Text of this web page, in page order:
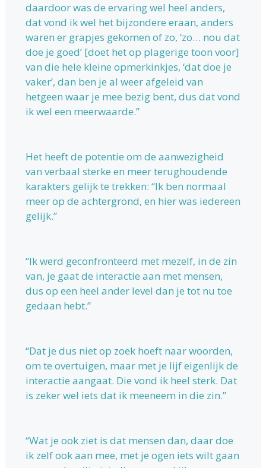
daardoor was de ervaring wel heel anders,
dat vond ik wel het bijzondere eraan, anders
waren er grapjes gekomen of zo, ‘zo… nou dat
doe je goed’ [doet het op plagerige toon voor]
van die hele kleine opmerkinkjes, ‘dat doe je
vaker’, dan ben je al weer afgeleid van
hetgeen waar je mee bezig bent, dus dat vond
ik wel een meerwaarde.”
Het heeft de potentie om de aanwezigheid
van verbaal sterke en meer terughoudende
karakters gelijk te trekken: “Ik ben normaal
meer op de achtergrond, en hier was iedereen
gelijk.”
“Ik werd geconfronteerd met mezelf, in de zin
van, je gaat de interactie aan met mensen,
dus op een heel ander level dan je tot nu toe
gedaan hebt.”
“Dat je dus niet op zoek hoeft naar woorden,
om te overtuigen, maar met je lijf eigenlijk de
interactie aangaat. Die vond ik heel sterk. Dat
is zeker wel iets dat ik meeneem in die zin.”
“Wat je ook ziet is dat mensen dan, daar doe
ik zelf ook aan mee, met je ogen iets wilt gaan